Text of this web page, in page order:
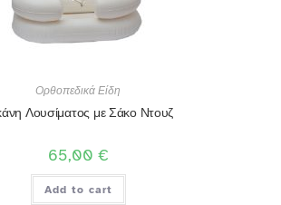
Ορθοπεδικά Είδη
Λουσίματος με Σάκο Ντουζ
65,00 €
Add to cart